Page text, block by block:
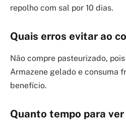
repolho com sal por 10 dias.
Quais erros evitar ao
Não compre pasteurizado,
Armazene gelado e consuma
benefício.
Quanto tempo para